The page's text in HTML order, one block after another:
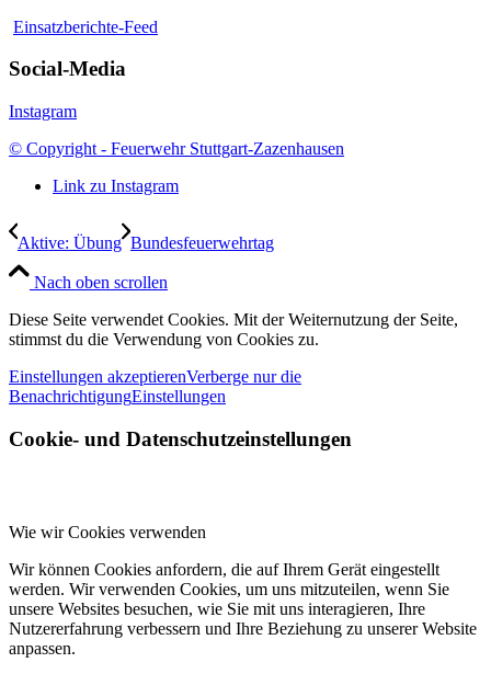
Einsatzberichte-Feed
Social-Media
Instagram
© Copyright - Feuerwehr Stuttgart-Zazenhausen
Link zu Instagram
Aktive: Übung Bundesfeuerwehrtag
Nach oben scrollen
Diese Seite verwendet Cookies. Mit der Weiternutzung der Seite,
stimmst du die Verwendung von Cookies zu.
Einstellungen akzeptierenVerberge nur die
BenachrichtigungEinstellungen
Cookie- und Datenschutzeinstellungen
Wie wir Cookies verwenden
Wir können Cookies anfordern, die auf Ihrem Gerät eingestellt
werden. Wir verwenden Cookies, um uns mitzuteilen, wenn Sie
unsere Websites besuchen, wie Sie mit uns interagieren, Ihre
Nutzererfahrung verbessern und Ihre Beziehung zu unserer Website
anpassen.